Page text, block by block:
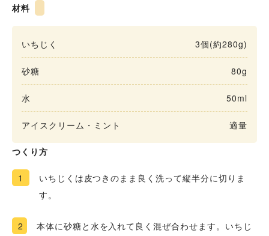
材料
いちじく 3個(約280g)
砂糖 80g
水 50ml
アイスクリーム・ミント 適量
つくり方
1
いちじくは皮つきのまま良く洗って縦半分に切りま
す。
2
本体に砂糖と水を入れて良く混ぜ合わせます。いちじ